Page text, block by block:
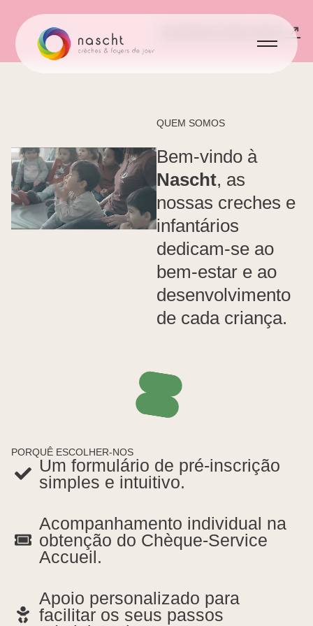
·
QUEM SOMOS
Bem-vindo à
Nascht, as
nossas creches e
infantários
dedicam-se ao
bem-estar e ao
desenvolvimento
de cada criança.
PORQUÊ ESCOLHER-NOS
Um formulário de pré-inscrição
simples e intuitivo.
Acompanhamento individual na
obtenção do Chèque-Service
Accueil.
Apoio personalizado para
facilitar os seus passos